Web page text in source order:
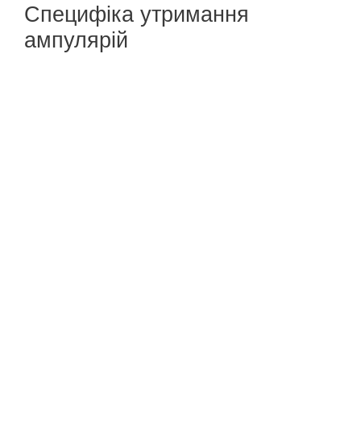
Специфіка утримання
ампулярій